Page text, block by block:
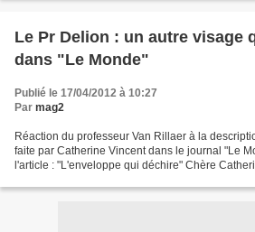
Le Pr Delion : un autre visage
dans "Le Monde"
Publié le 17/04/2012 à 10:27
Par mag2
Réaction du professeur Van Rillaer à la
faite par Catherine Vincent dans le journal "Le
l'article : "L'enveloppe qui déchire" Chère